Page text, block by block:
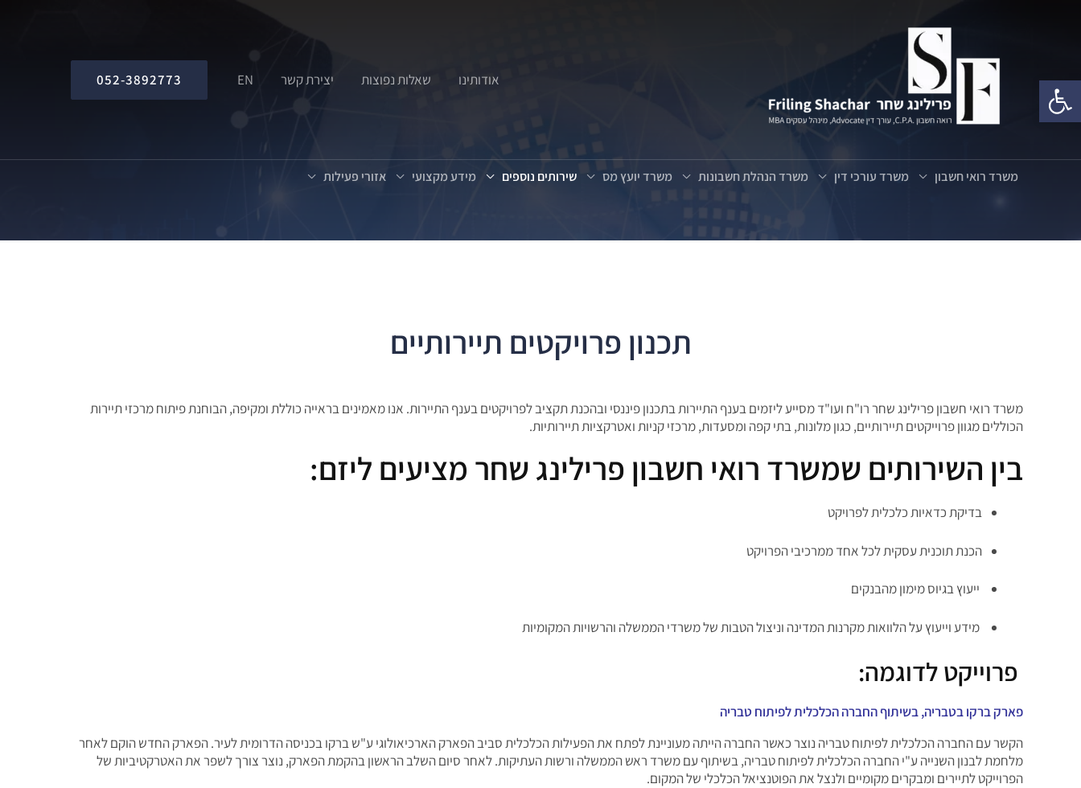
אודותינו שאלות נפוצות יצירת קשר EN
052-3892773
משרד רואי חשבון משרד עורכי דין משרד הנהלת חשבונות משרד יועץ מס שירותים נוספים מידע מקצועי אזורי פעילות
תכנון פרויקטים תיירותיים
משרד רואי חשבון פרילינג שחר רו"ח ועו"ד מסייע ליזמים בענף התיירות בתכנון פיננסי ובהכנת תקציב לפרויקטים בענף התיירות. אנו מאמינים בראייה כוללת ומקיפה, הבוחנת פיתוח מרכזי תיירות
הכוללים מגוון פרוייקטים תיירותיים, כגון מלונות, בתי קפה ומסעדות, מרכזי קניות ואטרקציות תיירותיות.
בין השירותים שמשרד רואי חשבון פרילינג שחר מציעים ליזם:
בדיקת כדאיות כלכלית לפרויקט
הכנת תוכנית עסקית לכל אחד ממרכיבי הפרויקט
ייעוץ בגיוס מימון מהבנקים
מידע וייעוץ על הלוואות מקרנות המדינה וניצול הטבות של משרדי הממשלה והרשויות המקומיות
פרוייקט לדוגמה:
פארק ברקו בטבריה, בשיתוף החברה הכלכלית לפיתוח טבריה
הקשר עם החברה הכלכלית לפיתוח טבריה נוצר כאשר החברה הייתה מעוניינת לפתח את הפעילות הכלכלית סביב הפארק הארכיאולוגי ע"ש ברקו בכניסה הדרומית לעיר. הפארק החדש הוקם לאחר
מלחמת לבנון השנייה ע"י החברה הכלכלית לפיתוח טבריה, בשיתוף עם משרד ראש הממשלה ורשות העתיקות. לאחר סיום השלב הראשון בהקמת הפארק, נוצר צורך לשפר את האטרקטיביות של
הפרוייקט לתיירים ומבקרים מקומיים ולנצל את הפוטנציאל הכלכלי של המקום.
פתח סרגל נגישות